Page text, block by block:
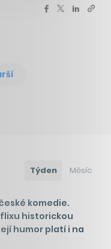
Týden Měsíc
komedie.
historickou
humor platí i na